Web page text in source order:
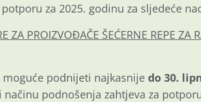
za 2025. godinu za sljedeće
ZA PROIZVOĐAČE ŠEĆERNE REPE ZA
podnijeti najkasnije do 30.
podnošenja zahtjeva za